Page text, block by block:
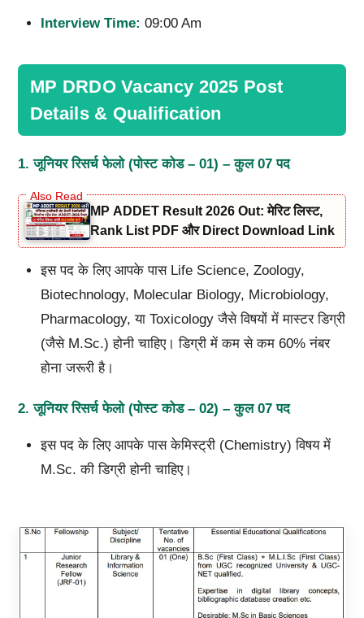
Interview Time: 09:00 Am
MP DRDO Vacancy 2025 Post
Details & Qualification
1.जूनियर रिसर्च फेलो (पोस्ट कोड – 01) –कुल 07पद
MP ADDET Result 2026 Out: मेरिट लिस्ट,
Rank List PDF और Direct Download Link
इस पद के लिए आपके पास Life Science, Zoology,
Biotechnology, Molecular Biology, Microbiology,
Pharmacology, या Toxicology जैसे विषयों में मास्टर डिग्री
(जैसे M.Sc.) होनी चाहिए। डिग्री में कम से कम 60% नंबर
होना जरूरी है।
2.जूनियर रिसर्च फेलो (पोस्ट कोड – 02) –कुल 07पद
इस पद के लिए आपके पास केमिस्ट्री (Chemistry) विषय में
M.Sc. की डिग्री होनी चाहिए।